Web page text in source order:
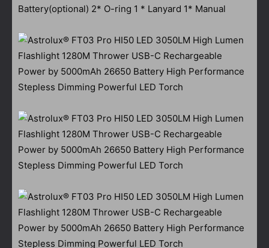
Battery(optional) 2* O-ring 1 * Lanyard 1* Manual